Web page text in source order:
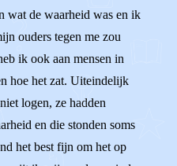
wat de waarheid was en ik
ouders tegen me zou
ik ook aan mensen in
hoe het zat. Uiteindelijk
logen, ze hadden
en die stonden soms
het best fijn om het op